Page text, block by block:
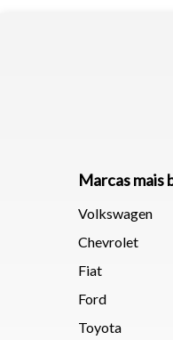
Marcas mais
Volkswagen
Chevrolet
Fiat
Ford
Toyota